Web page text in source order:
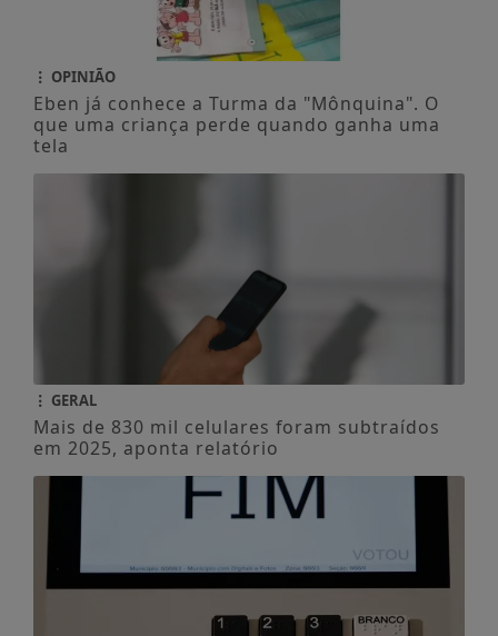
OPINIÃO
Eben já conhece a Turma da "Mônquina". O
que uma criança perde quando ganha uma
tela
GERAL
Mais de 830 mil celulares foram subtraídos
em 2025, aponta relatório